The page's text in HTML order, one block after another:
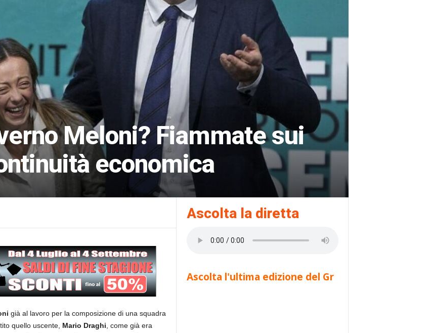
Meloni? Fiammate sui
economica
già al lavoro per la composizione di una squadra
quello uscente, Mario Draghi , come già era
Ascolta la diretta
Ascolta l'ultima edizione del Gr